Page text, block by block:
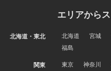
エリアから
北海道・東北 北海道 宮城
福島
関東 東京 神奈川